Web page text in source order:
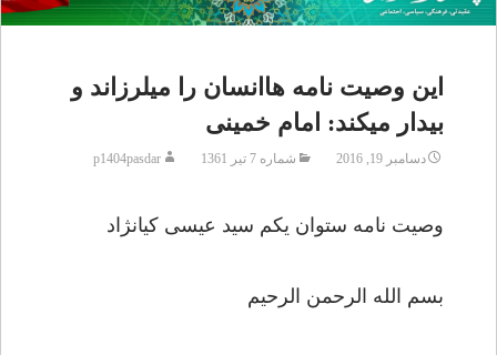
این وصیت نامه هاانسان را میلرزاند و
بیدار میکند: امام خمینی
دسامبر 19, 2016 شماره 7 تیر 1361 p1404pasdar
وصیت نامه ستوان یکم سید عیسی کیانژاد
بسم الله الرحمن الرحیم